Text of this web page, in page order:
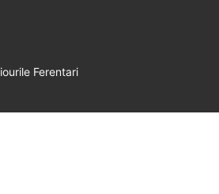
Ferentari